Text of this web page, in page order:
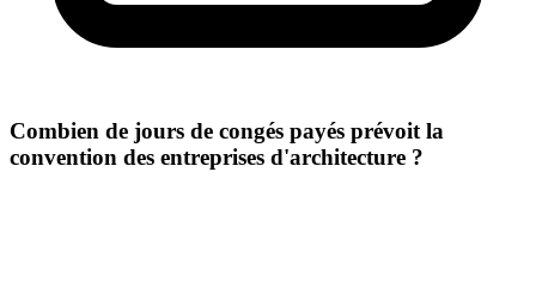
Combien de jours de congés payés prévoit la
convention des entreprises d'architecture ?